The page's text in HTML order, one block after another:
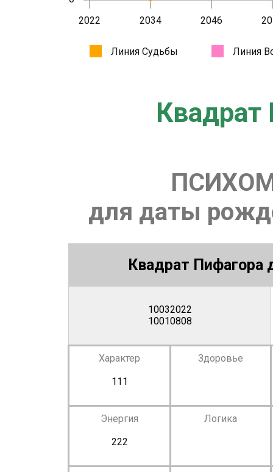
Квадрат
для даты
Квадрат Пифагора
10032022
10010808
Характер
111
Здоровье
Энергия
222
Логика